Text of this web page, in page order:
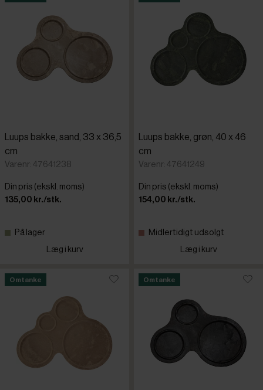
Luups bakke, sand, 33 x 36,5
cm
Varenr: 47641238
Din pris (ekskl. moms)
135,00 kr./stk.
På lager
Læg i kurv
Luups bakke, grøn, 40 x 46
cm
Varenr: 47641249
Din pris (ekskl. moms)
154,00 kr./stk.
Midlertidigt udsolgt
Læg i kurv
Omtanke Omtanke